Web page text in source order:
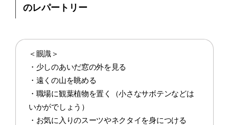
のレパートリー
＜眼識＞
・少しのあいだ窓の外を見る
・遠くの山を眺める
・職場に観葉植物を置く（小さなサボテンなどは
いかがでしょう）
・お気に入りのスーツやネクタイを身につける